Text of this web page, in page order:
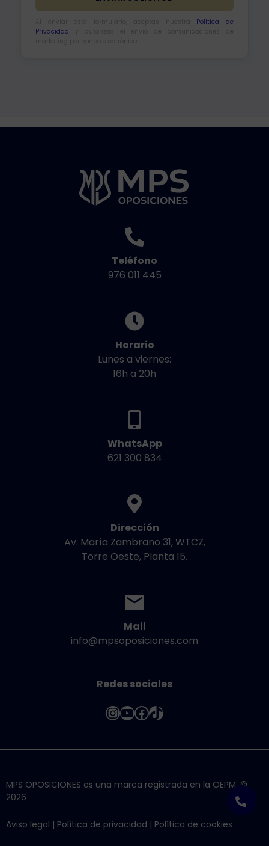
Política de
Privacidad
Teléfono
976 011 445
Horario
Lunes a viernes:
16h a 20h
WhatsApp
621 300 834
Dirección
Av. María Zambrano 31, WTCZ,
Torre Oeste, Planta 15.
Mail
info@mpsoposiciones.com
Redes sociales
Instagram
YouTube
Facebook
TikTok
MPS OPOSICIONES es una marca registrada en la OEPM. ©
2026
Aviso legal | Política de privacidad | Política de cookies